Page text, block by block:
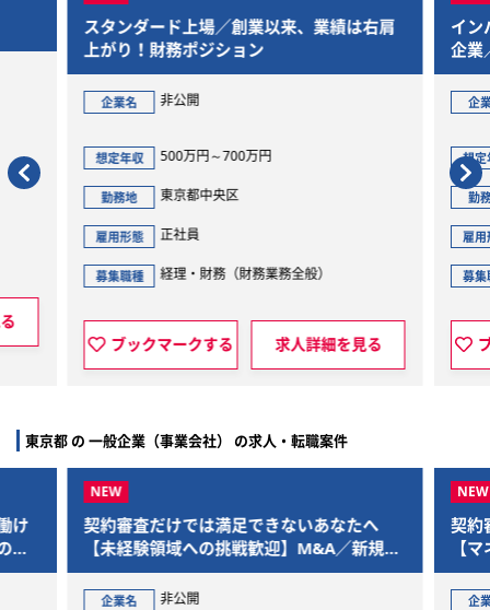
ダード上場／創業以来、業績は右肩
！財務ポジション
年収 500万円～700万円
東京都中央区
経理・財務（財務業務全般）
ックマークする 求人詳細を見る
インバウンド事業で
企業／経理財務部長
900万円～
東京都港区
経理・財務
ブックマークする
東京都 の 一般企業（事業会社） の求人・転職案件
審査だけでは満足できないあなたへ
経験領域への挑戦歓迎】M&A／新規事
個人情報／AI領域まで踏み込める“事業
法務”を募集
非公開
契約審査だけで
【マネジメント
なキャリア選択
人情報／AI領域
非公開